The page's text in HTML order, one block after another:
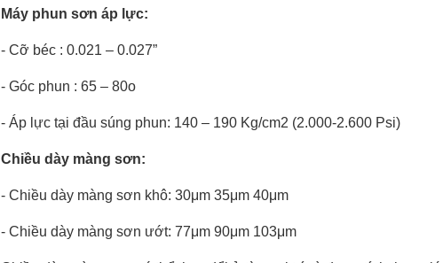
Máy phun sơn áp lực:
- Cỡ béc : 0.021 – 0.027”
- Góc phun : 65 – 80o
- Áp lực tại đầu súng phun: 140 – 190 Kg/cm2 (2.000-2.600 Psi)
Chiều dày màng sơn:
- Chiều dày màng sơn khô: 30μm 35μm 40μm
- Chiều dày màng sơn ướt: 77μm 90μm 103μm